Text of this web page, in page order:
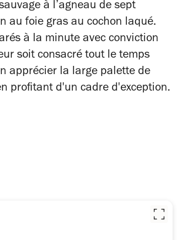
à l’agneau de sept
au foie gras au cochon laqué.
à la minute avec conviction
soit consacré tout le temps
apprécier la large palette de
profitant d'un cadre d'exception.